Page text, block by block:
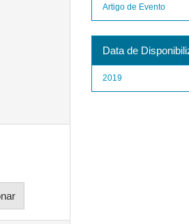
Artigo de Evento
Data de
2019